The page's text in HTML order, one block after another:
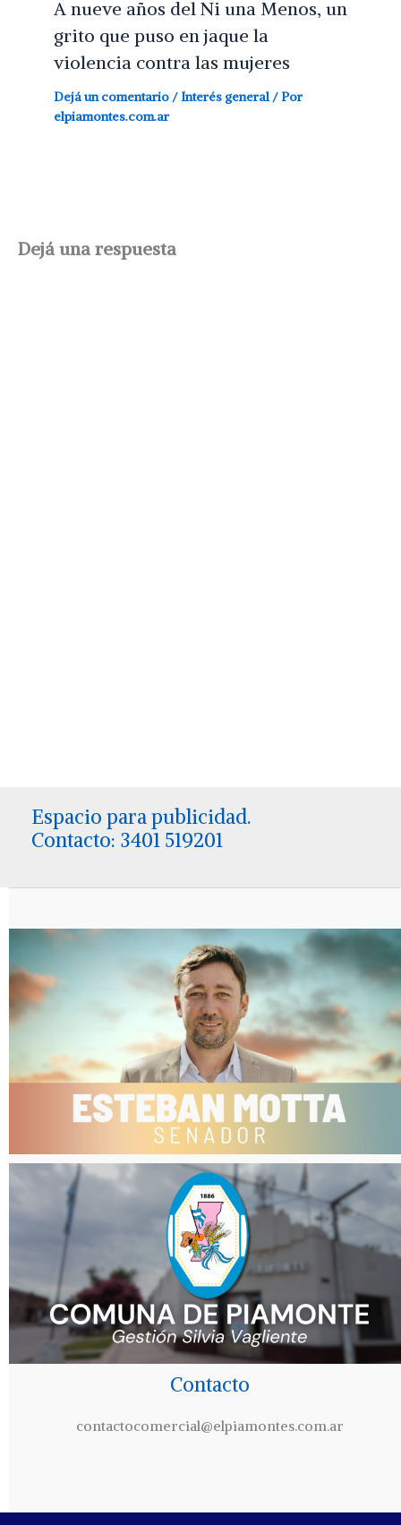
A nueve años del Ni una Menos, un
grito que puso en jaque la
violencia contra las mujeres
Dejá un comentario / Interés general/ Por
elpiamontes.com.ar
Dejá una respuesta
Espacio para publicidad.
Contacto: 3401 519201
Contacto
contactocomercial@elpiamontes.com.ar